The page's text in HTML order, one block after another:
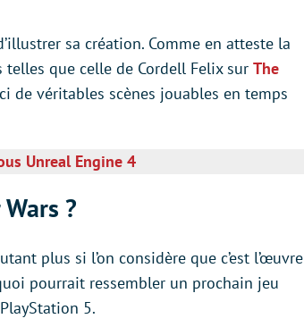
sa création. Comme en atteste la
que celle de Cordell Felix sur The
de véritables scènes jouables en temps
Unreal Engine 4
?
plus si l’on considère que c’est l’œuvre
pourrait ressembler un prochain jeu
5.